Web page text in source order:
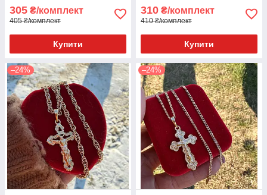
305 ₴/комплект
405 ₴/комплект
Купити
310 ₴/комплект
410 ₴/комплект
Купити
–24% –24%